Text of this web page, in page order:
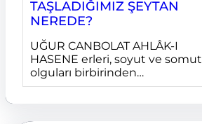
TAŞLADIĞIMIZ ŞEYTAN
NEREDE?
UĞUR CANBOLAT AHLÂK-I
HASENE erleri, soyut ve somut
olguları birbirinden…